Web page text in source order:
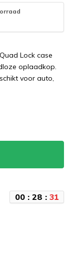
Lock case
oplaadkop.
voor auto,
00: 28 : 30